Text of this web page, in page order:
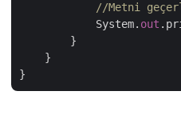
//Metni
            System.
out
        }
    }